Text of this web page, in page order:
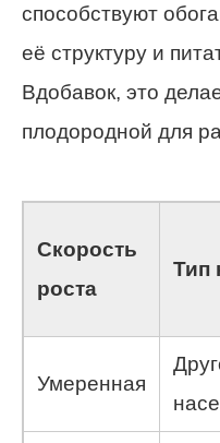
способствуют
её структуру и
Вдобавок, это
плодородной для
Скорость
роста
Тип
Умеренная